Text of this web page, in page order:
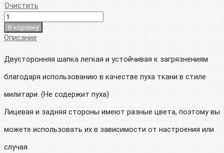
Очистить
В корзину
Описание
Двусторонняя шапка легкая и устойчивая к загрязнениям
благодаря использованию в качестве пуха ткани в стиле
милитари. (Не содержит пуха)
Лицевая и задняя стороны имеют разные цвета, поэтому вы
можете использовать их в зависимости от настроения или
случая.